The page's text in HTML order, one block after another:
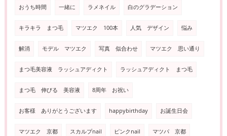
おうち時間 一緒に ラメネイル 白のグラデーション
キラキラ まつ毛 マツエク 100本 人気 デザイン 悩み
解消 モデル マツエク 写真 似合わせ マツエク 思い通り
まつ毛美容液 ラッシュアディクト ラッシュアディクト まつ毛
まつ毛 伸びる 美容液 8周年 お祝い
お客様 ありがとうございます happybirthday お誕生日会
マツエク 京都 スカルプnail ピンクnail マツパ 京都